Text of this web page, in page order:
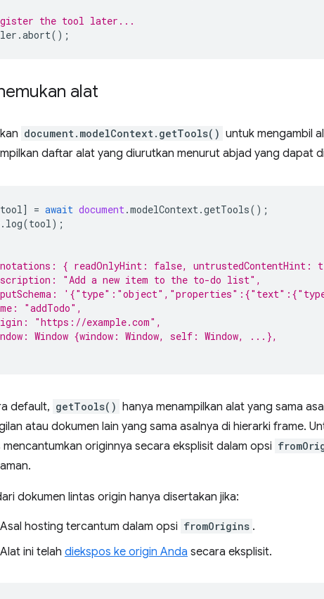
the tool later...
.abort();
alat
document.modelContext.getTools() untuk mengambil
daftar alat yang diurutkan menurut abjad yang dapat
tool] = await document.modelContext.getTools();
. log(tool);
{ readOnlyHint: false, untrustedContentHint:
"Add a new item to the to-do list",
"addTodo",
"https://example.com",
Window {window: Window, self: Window, ...},
default, getTools() hanya menampilkan alat yang sama
atau dokumen lain yang sama asalnya di hierarki frame.
mencantumkan originnya secara eksplisit dalam opsi
dokumen lintas origin hanya disertakan jika:
Asal hosting tercantum dalam opsi fromOrigins .
Alat ini telah diekspos ke origin Anda secara eksplisit.